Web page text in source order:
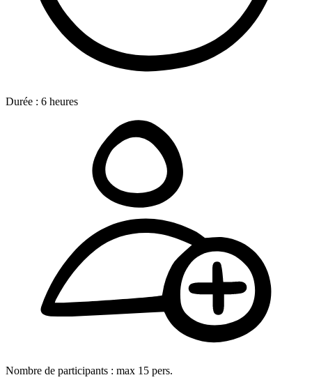
Durée : 6 heures
Nombre de participants : max 15 pers.